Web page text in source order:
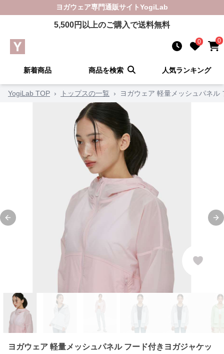
ヨガウェア専門通販サイトYogiLab
5,500円以上のご購入で送料無料
0 0
新着商品 商品を検索 人気ランキング
YogiLab TOP › トップスの一覧 › ヨガウェア 軽量メッシュパネル
Previous slide
ヨガウェア 軽量メッシュパネル フード付きヨガジャケッ